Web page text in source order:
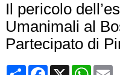
Il pericolo
Umanimali al
Partecipato di
CondividiFacebook
X